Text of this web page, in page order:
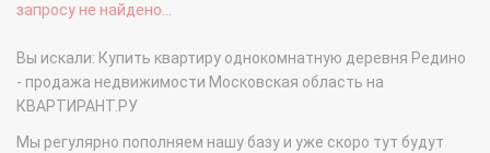
запросу не найдено...
Вы искали: Купить квартиру однокомнатную деревня Редино
- продажа недвижимости Московская область на
КВАРТИРАНТ.РУ
Мы регулярно пополняем нашу базу и уже скоро тут будут